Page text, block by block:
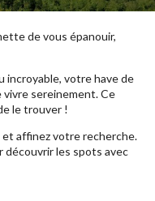
de vous épanouir,
incroyable, votre have de
sereinement. Ce
le trouver !
et affinez votre recherche.
découvrir les spots avec